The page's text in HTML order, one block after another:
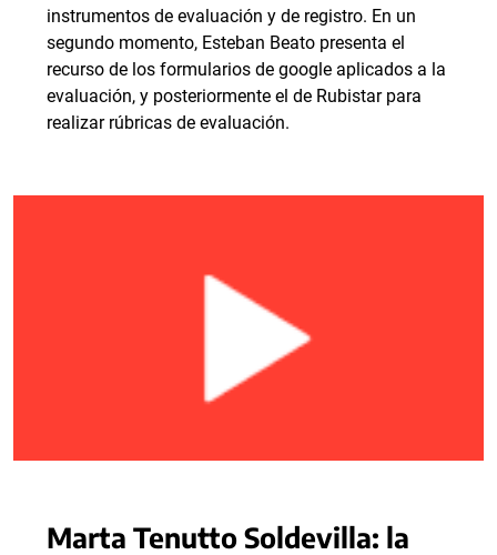
instrumentos de evaluación y de registro. En un
segundo momento, Esteban Beato presenta el
recurso de los formularios de google aplicados a la
evaluación, y posteriormente el de Rubistar para
realizar rúbricas de evaluación.
Marta Tenutto Soldevilla: la